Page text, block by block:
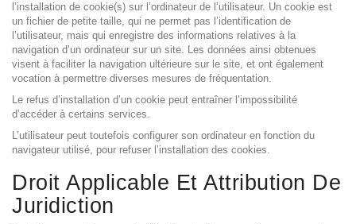
l’installation de cookie(s) sur l’ordinateur de l’utilisateur. Un cookie est
un fichier de petite taille, qui ne permet pas l’identification de
l’utilisateur, mais qui enregistre des informations relatives à la
navigation d’un ordinateur sur un site. Les données ainsi obtenues
visent à faciliter la navigation ultérieure sur le site, et ont également
vocation à permettre diverses mesures de fréquentation.
Le refus d’installation d’un cookie peut entraîner l’impossibilité
d’accéder à certains services.
L’utilisateur peut toutefois configurer son ordinateur en fonction du
navigateur utilisé, pour refuser l’installation des cookies.
Droit Applicable Et Attribution De
Juridiction